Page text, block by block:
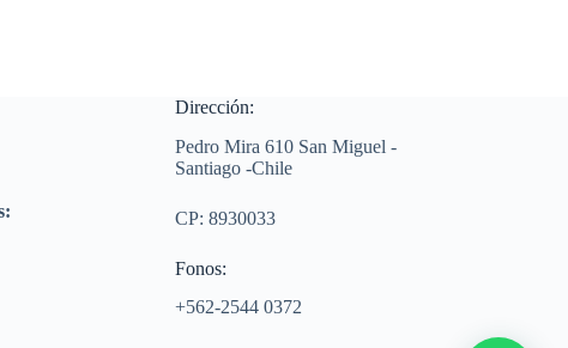
Dirección:
Pedro Mira 610 San Miguel -
Santiago -Chile
CP: 8930033
Fonos:
+562-2544 0372